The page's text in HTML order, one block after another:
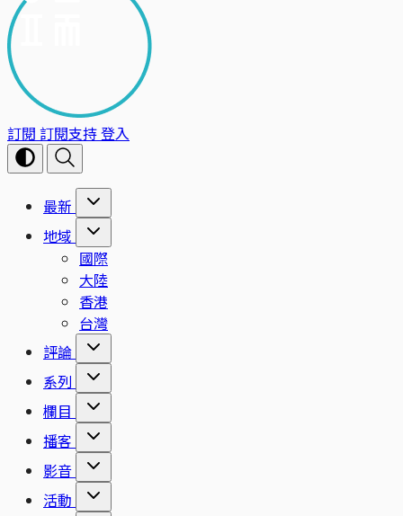
訂閱 訂閱支持登入
最新
地域
國際
大陸
香港
台灣
評論
系列
欄目
播客
影音
活動